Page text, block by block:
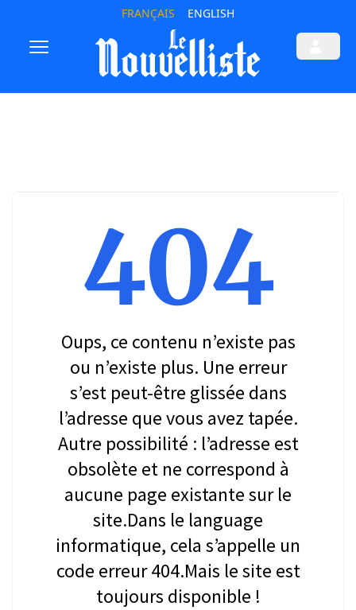
FRANÇAIS ENGLISH
404
Oups, ce contenu n’existe pas
ou n’existe plus. Une erreur
s’est peut-être glissée dans
l’adresse que vous avez tapée.
Autre possibilité : l’adresse est
obsolète et ne correspond à
aucune page existante sur le
site.Dans le language
informatique, cela s’appelle un
code erreur 404.Mais le site est
toujours disponible !